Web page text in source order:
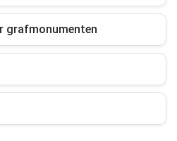
grafmonumenten